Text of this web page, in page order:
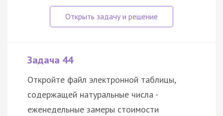
Задача 44
Откройте файл электронной таблицы,
содержащей натуральные числа -
еженедельные замеры стоимости